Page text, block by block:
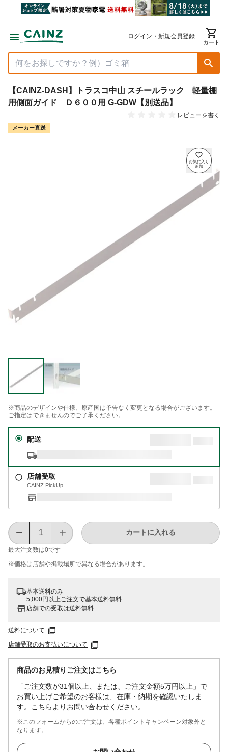
ログイン・新規会員登録
カート
【CAINZ-DASH】トラスコ中山 スチールラック 軽量棚
用側面ガイド Ｄ６００用 G-GDW【別送品】
レビューを書く
メーカー直送
※商品のデザインや仕様、原産国は予告なく変更となる場合がございます。
ご指定はできませんのでご了承ください。
配送
店舗受取
CAINZ PickUp
最大注文数は0です
カートに入れる
※価格は​店舗や​掲載場所で​異なる​場合が​あります。
基本送料のみ
5,000円以上ご注文で基本送料無料
店舗での受取は送料無料
送料について
店舗受取のお支払いについて
商品のお見積りご注文はこちら
「ご注文数が31個以上、または、ご注文金額5万円以上」で
お買い上げご希望のお客様は、在庫・納期を確認いたしま
す。こちらよりお問い合わせください。
※このフォームからのご注文は、各種ポイントキャンペーン対象外と
なります。